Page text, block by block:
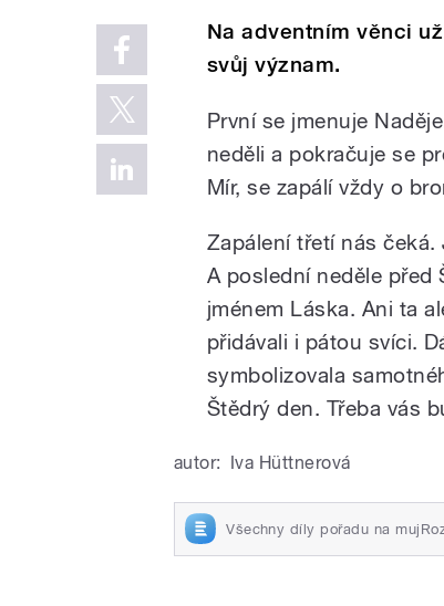
Na adventním věnci
svůj význam.
První se jmenuje
neděli a pokračuje se
Mír, se zapálí vždy o
Zapálení třetí nás
A poslední neděle před
jménem Láska. Ani ta
přidávali i pátou svíci.
symbolizovala
Štědrý den. Třeba vás
autor: Iva Hüttnerová
Všechny díly pořadu na